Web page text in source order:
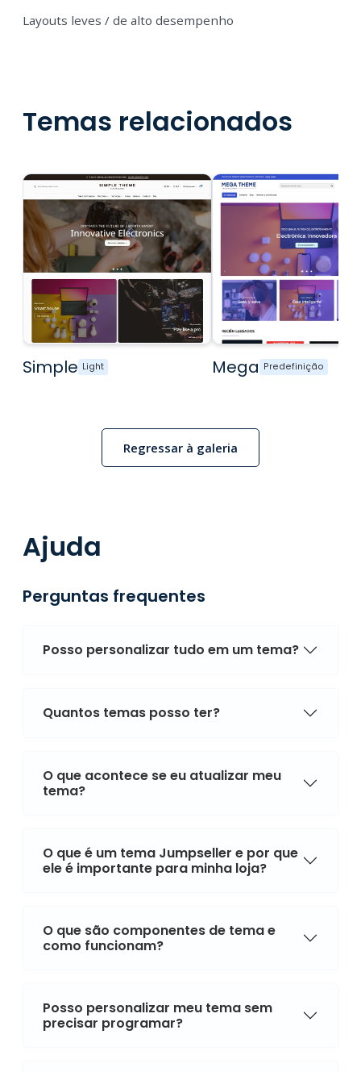
Layouts leves / de alto desempenho
Temas relacionados
Simple Light Mega Predefinição
Regressar à galeria
Ajuda
Perguntas frequentes
Posso personalizar tudo em um tema?
Quantos temas posso ter?
O que acontece se eu atualizar meu
tema?
O que é um tema Jumpseller e por que
ele é importante para minha loja?
O que são componentes de tema e
como funcionam?
Posso personalizar meu tema sem
precisar programar?